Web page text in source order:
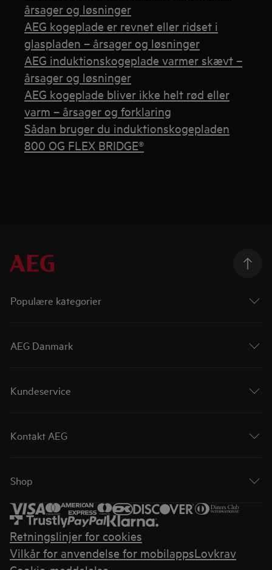
årsager og løsninger
AEG kogeplade er revnet eller ridset i
glaspladen – årsager og løsninger
AEG induktionskogeplade varmer skævt –
årsager og løsninger
AEG kogeplade bliver ikke helt rød eller
varm – årsager og forklaring
Sådan bruger du induktionskogepladen
800 OG FLEX BRIDGE®
Populære kategorier
AEG Danmark
Kundeservice
Kontakt AEG
Shop
Retningslinjer for cookies
Vilkår for anvendelse for mobilappsLovkrav